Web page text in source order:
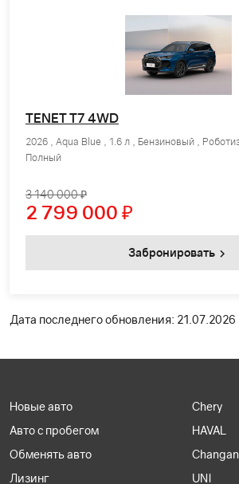
TENET T7 4WD
2026 , Aqua Blue , 1.6 л , Бензиновый ,
Полный
3 140 000 ₽
2 799 000 ₽
Забронировать
Дата последнего обновления: 21.07.2026
Новые авто
Авто с пробегом
Обменять авто
Лизинг
Chery
HAVAL
Changan
UNI